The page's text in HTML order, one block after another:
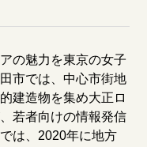
の魅力を東京の女子
市では、中心市街地
建造物を集め大正ロ
若者向けの情報発信
は、2020年に地方